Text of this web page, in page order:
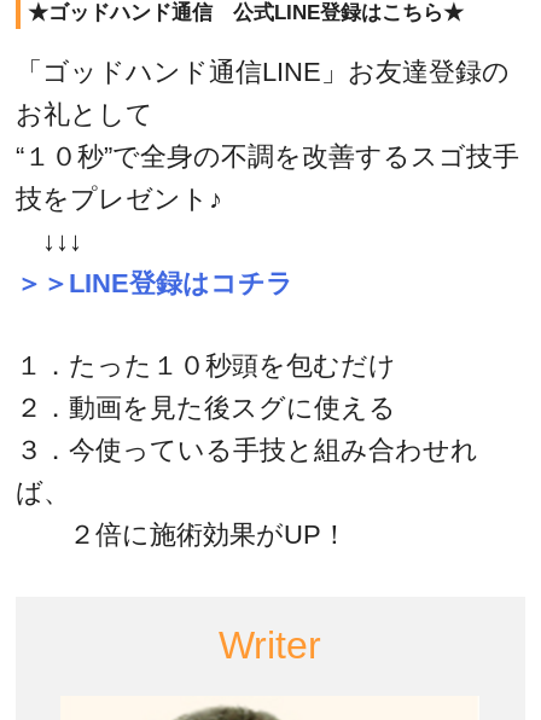
★ゴッドハンド通信 公式LINE登録はこちら★
「ゴッドハンド通信LINE」お友達登録の
お礼として
“１０秒”で全身の不調を改善するスゴ技手
技をプレゼント♪
↓↓↓
＞＞LINE登録はコチラ
１．たった１０秒頭を包むだけ
２．動画を見た後スグに使える
３．今使っている手技と組み合わせれ
ば、
２倍に施術効果がUP！
Writer